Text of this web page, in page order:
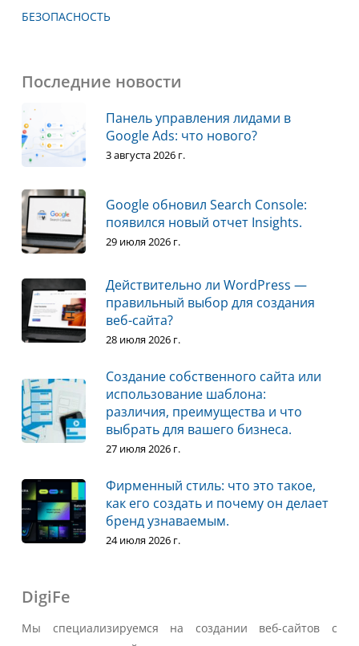
БЕЗОПАСНОСТЬ
Последние новости
Панель управления лидами в
Google Ads: что нового?
3 августа 2026 г.
Google обновил Search Console:
появился новый отчет Insights.
29 июля 2026 г.
Действительно ли WordPress —
правильный выбор для создания
веб-сайта?
28 июля 2026 г.
Создание собственного сайта или
использование шаблона:
различия, преимущества и что
выбрать для вашего бизнеса.
27 июля 2026 г.
Фирменный стиль: что это такое,
как его создать и почему он делает
бренд узнаваемым.
24 июля 2026 г.
DigiFe
Мы специализируемся на создании веб-сайтов с